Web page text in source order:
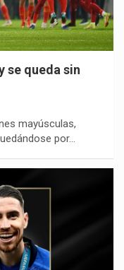
se queda sin
mayúsculas,
por…